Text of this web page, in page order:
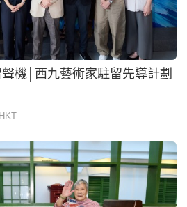
機│西九藝術家駐留先導計劃